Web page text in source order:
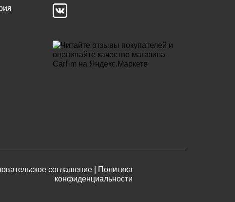
соглашение |
Политика
конфиденциальности